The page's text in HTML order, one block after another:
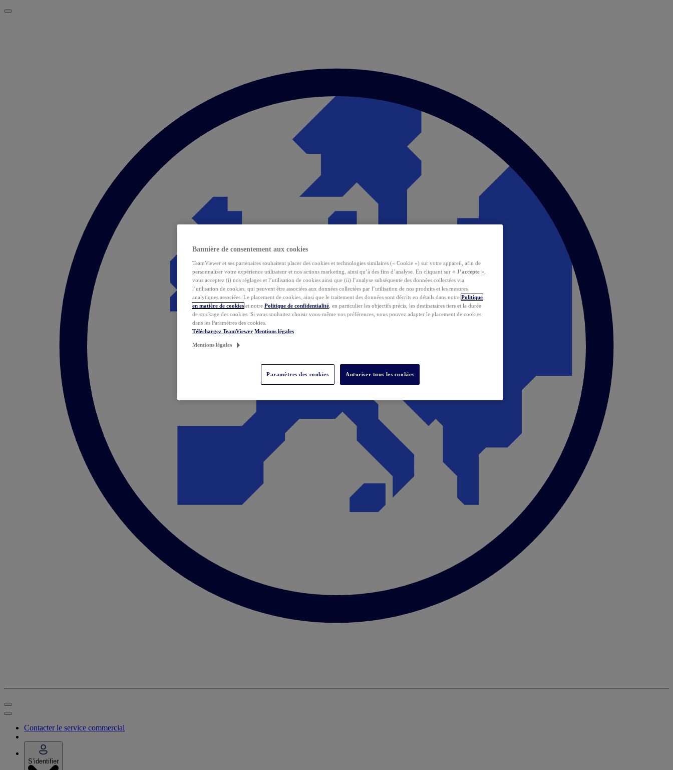
Contacter le service commercial
S’identifier
Bannière de consentement aux cookies
TeamViewer et ses partenaires souhaitent placer des cookies et technologies similaires (« Cookie ») sur votre appareil, afin de
personnaliser votre expérience utilisateur et nos actions marketing, ainsi qu’à des fins d’analyse. En cliquant sur « J’accepte »
vous acceptez (i) nos réglages et l’utilisation de cookies ainsi que (ii) l’analyse subséquente des données collectées via
l’utilisation de cookies, qui peuvent être associées aux données collectées par l’utilisation de nos produits et les mesures
analytiques associées. Le placement de cookies, ainsi que le traitement des données sont décrits en détails dans notre Politique
en matière de cookies et notre Politique de confidentialité , en particulier les objectifs précis, les destinataires tiers et la durée
de stockage des cookies. Si vous souhaitez choisir vous-même vos préférences, vous pouvez adapter le placement de cookies
dans les Paramètres des cookies.
Téléchargez TeamViewer Mentions légales
Mentions légales
Paramètres des cookies Autoriser tous les cookies